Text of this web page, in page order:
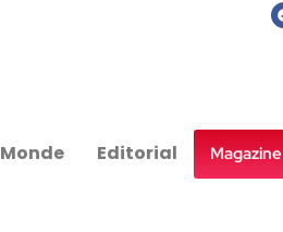
Monde Editorial Magazine